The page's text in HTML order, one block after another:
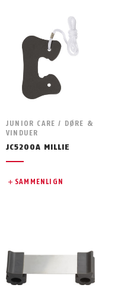
JUNIOR CARE / DØRE &
VINDUER
JC5200A MILLIE
SAMMENLIGN